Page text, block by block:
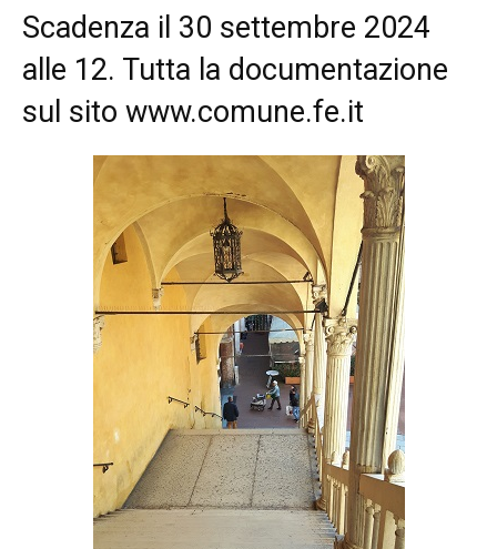
Scadenza il 30 settembre 2024
alle 12. Tutta la documentazione
sul sito www.comune.fe.it